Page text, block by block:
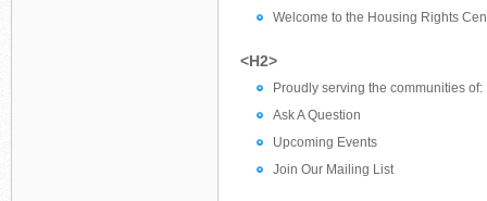
Welcome to the Housing Rights
<H2>
Proudly serving the communities of:
Ask A Question
Upcoming Events
Join Our Mailing List